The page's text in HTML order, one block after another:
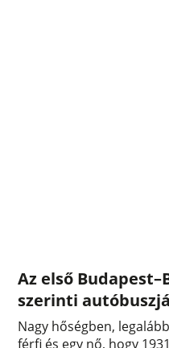
Az első
szerinti
Nagy hőségben,
férfi és egy nő, hogy